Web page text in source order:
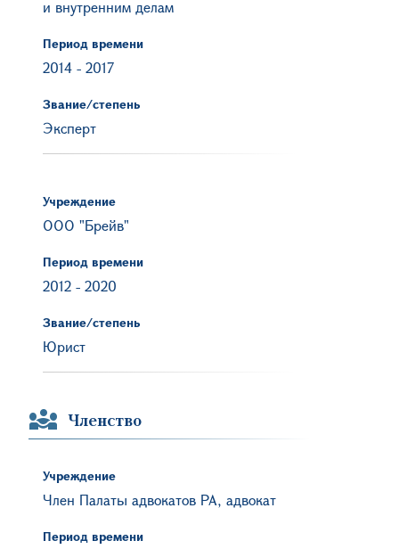
и внутренним делам
Период времени
2014 - 2017
Звание/степень
Эксперт
Учреждение
ООО "Брейв"
Период времени
2012 - 2020
Звание/степень
Юрист
Членство
Учреждение
Член Палаты адвокатов РА, адвокат
Период времени